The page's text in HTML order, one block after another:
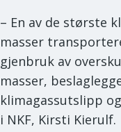
– En av de største
masser
gjenbruk av
masser,
klimagassutslipp
i NKF, Kirsti Kierulf.